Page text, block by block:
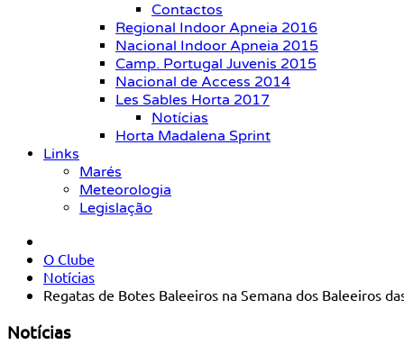
Contactos
Regional Indoor Apneia 2016
Nacional Indoor Apneia 2015
Camp. Portugal Juvenis 2015
Nacional de Access 2014
Les Sables Horta 2017
Notícias
Horta Madalena Sprint
Links
Marés
Meteorologia
Legislação
O Clube
Notícias
Regatas de Botes Baleeiros na Semana dos Baleeiros
Notícias